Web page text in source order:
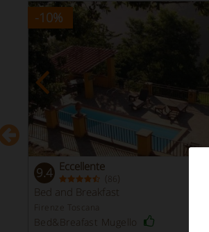
-10%
9.4 Eccellente
( 86 )
Bed and Breakfast
Firenze Toscana
Bed&Breafast Mugello